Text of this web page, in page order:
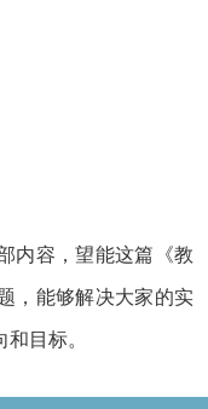
内容，望能这篇《教
，能够解决大家的实
目标。